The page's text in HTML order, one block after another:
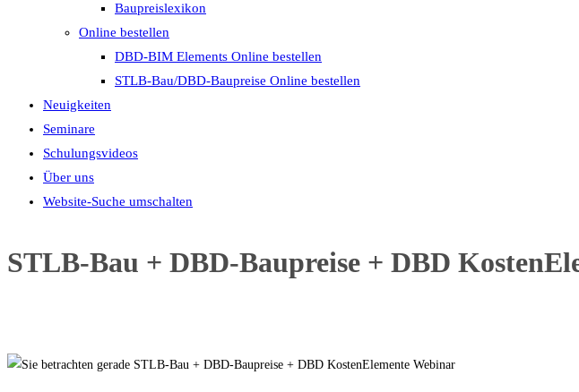
Baupreislexikon
Online bestellen
DBD-BIM Elements Online bestellen
STLB-Bau/DBD-Baupreise Online bestellen
Neuigkeiten
Seminare
Schulungsvideos
Über uns
Website-Suche umschalten
STLB-Bau + DBD-Baupreise + DBD